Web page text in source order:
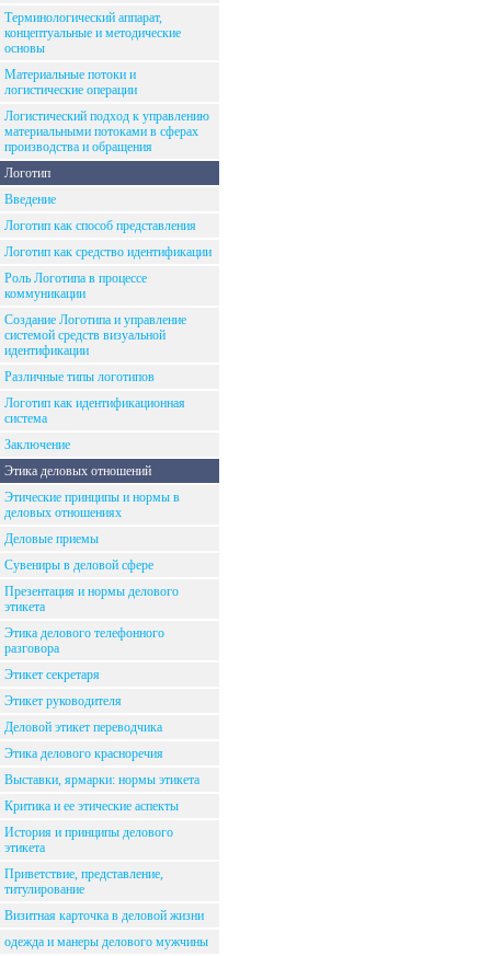
Терминологический аппарат,
концептуальные и методические
основы
Материальные потоки и
логистические операции
Логистический подход к управлению
материальными потоками в сферах
производства и обращения
Логотип
Введение
Логотип как способ представления
Логотип как средство идентификации
Роль Логотипа в процессе
коммуникации
Создание Логотипа и управление
системой средств визуальной
идентификации
Различные типы логотипов
Логотип как идентификационная
система
Заключение
Этика деловых отношений
Этические принципы и нормы в
деловых отношениях
Деловые приемы
Сувениры в деловой сфере
Презентация и нормы делового
этикета
Этика делового телефонного
разговора
Этикет секретаря
Этикет руководителя
Деловой этикет переводчика
Этика делового красноречия
Выставки, ярмарки: нормы этикета
Критика и ее этические аспекты
История и принципы делового
этикета
Приветствие, представление,
титулирование
Визитная карточка в деловой жизни
одежда и манеры делового мужчины